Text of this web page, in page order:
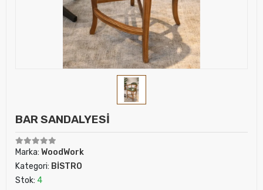
BAR SANDALYESİ
Marka: WoodWork
Kategori: BİSTRO
Stok: 4